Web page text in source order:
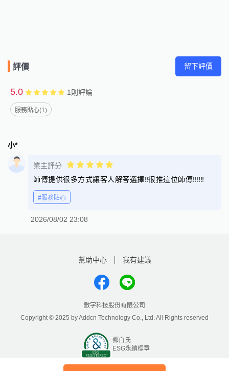
評價 留下評價
5.0 1 則評論
服務貼心(1)
小*
業主評分
師傅提供很多方式讓客人解答選擇‼️很推這位師傅‼️‼️‼️
#服務貼心
2026/08/02 23:08
幫助中心 我有建議
數字科技股份有限公司
Copyright © 2025 by Addcn Technology Co., Ltd. All Rights reserved
鄧白氏
ESG永續標章